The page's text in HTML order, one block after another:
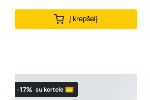
Į krepšelį
-17% su kortele